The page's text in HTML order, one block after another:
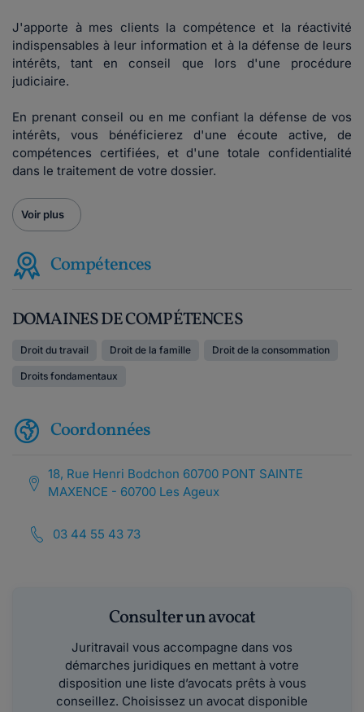
J'apporte à mes clients la compétence et la réactivité
indispensables à leur information et à la défense de leurs
intérêts, tant en conseil que lors d'une procédure
judiciaire.
En prenant conseil ou en me confiant la défense de vos
intérêts, vous bénéficierez d'une écoute active, de
compétences certifiées, et d'une totale confidentialité
dans le traitement de votre dossier.
Voir plus
Compétences
DOMAINES DE COMPÉTENCES
Droit du travail Droit de la famille Droit de la consommation
Droits fondamentaux
Coordonnées
18, Rue Henri Bodchon 60700 PONT SAINTE
MAXENCE - 60700 Les Ageux
03 44 55 43 73
Consulter un avocat
Juritravail vous accompagne dans vos
démarches juridiques en mettant à votre
disposition une liste d’avocats prêts à vous
conseillez. Choisissez un avocat disponible